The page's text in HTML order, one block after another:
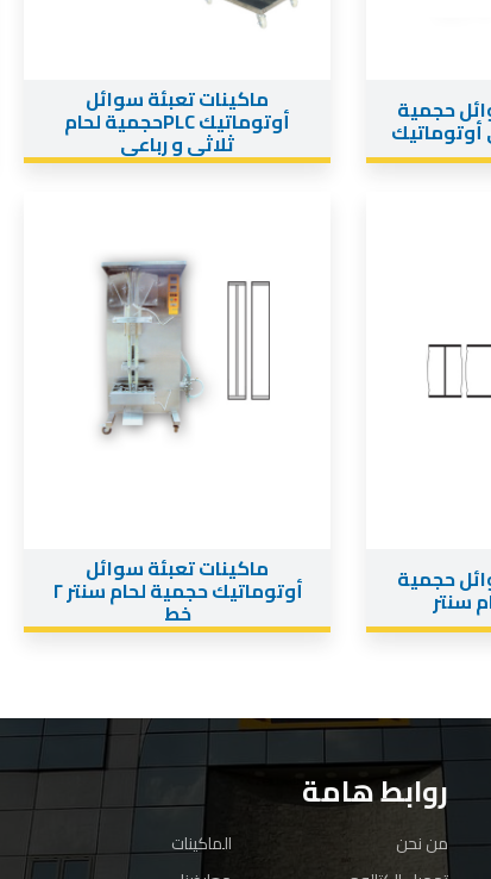
حجمية
أوتوماتيك
ماكينات تعبئة سوائل
أوتوماتيك PLCحجمية لحام
ثلاثى و رباعى
حجمية
سنتر
ماكينات تعبئة سوائل
أوتوماتيك حجمية لحام سنتر ٢
خط
روابط هامة
من نحن
الماكينات